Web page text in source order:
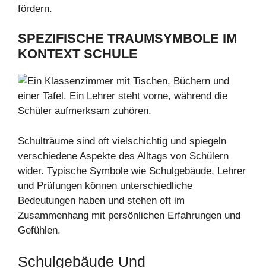
fördern.
SPEZIFISCHE TRAUMSYMBOLE IM
KONTEXT SCHULE
Schulträume sind oft vielschichtig und spiegeln
verschiedene Aspekte des Alltags von Schülern
wider. Typische Symbole wie Schulgebäude, Lehrer
und Prüfungen können unterschiedliche
Bedeutungen haben und stehen oft im
Zusammenhang mit persönlichen Erfahrungen und
Gefühlen.
Schulgebäude Und